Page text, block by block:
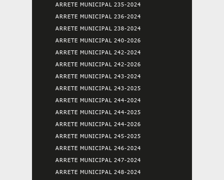
ARRETE MUNICIPAL 235-2024
ARRETE MUNICIPAL 236-2024
ARRETE MUNICIPAL 238-2024
ARRETE MUNICIPAL 240-2026
ARRETE MUNICIPAL 242-2024
ARRETE MUNICIPAL 242-2026
ARRETE MUNICIPAL 243-2024
ARRETE MUNICIPAL 243-2025
ARRETE MUNICIPAL 244-2024
ARRETE MUNICIPAL 244-2025
ARRETE MUNICIPAL 244-2026
ARRETE MUNICIPAL 245-2025
ARRETE MUNICIPAL 246-2024
ARRETE MUNICIPAL 247-2024
ARRETE MUNICIPAL 248-2024